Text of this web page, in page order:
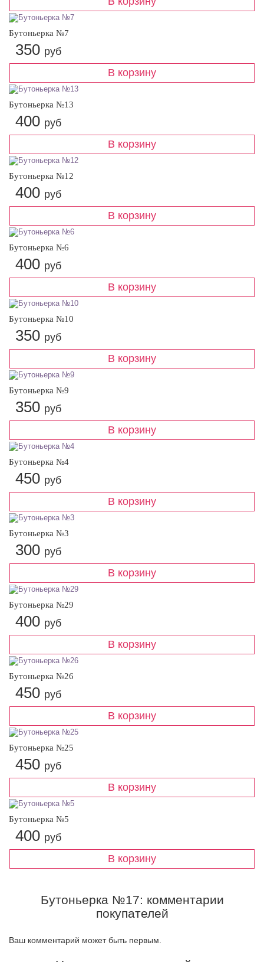
Бутоньерка №7
350 руб
Бутоньерка №13
400 руб
Бутоньерка №12
400 руб
Бутоньерка №6
400 руб
Бутоньерка №10
350 руб
Бутоньерка №9
350 руб
Бутоньерка №4
450 руб
Бутоньерка №3
300 руб
Бутоньерка №29
400 руб
Бутоньерка №26
450 руб
Бутоньерка №25
450 руб
Бутоньерка №5
400 руб
Бутоньерка №17: комментарии
покупателей
Ваш комментарий может быть первым.